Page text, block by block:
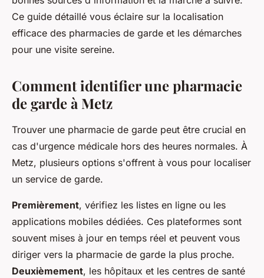
Ce guide détaillé vous éclaire sur la localisation
efficace des pharmacies de garde et les démarches
pour une visite sereine.
Comment identifier une pharmacie
de garde à Metz
Trouver une pharmacie de garde peut être crucial en
cas d'urgence médicale hors des heures normales. À
Metz, plusieurs options s'offrent à vous pour localiser
un service de garde.
Premièrement, vérifiez les listes en ligne ou les
applications mobiles dédiées. Ces plateformes sont
souvent mises à jour en temps réel et peuvent vous
diriger vers la pharmacie de garde la plus proche.
Deuxièmement, les hôpitaux et les centres de santé